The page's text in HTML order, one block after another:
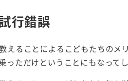
行錯誤
えることによるこどもたちの
っただけということにもなってし